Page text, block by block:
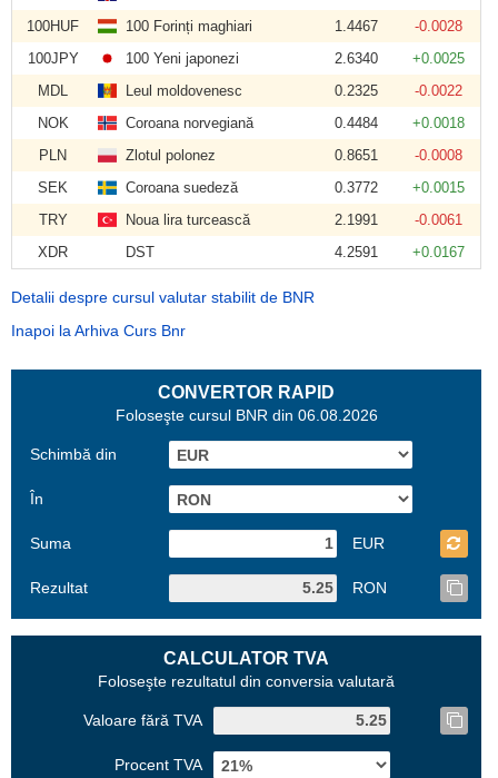
100HUF
100 Forinți maghiari 1.4467
-0.0028
100JPY
100 Yeni japonezi 2.6340
+0.0025
MDL
Leul moldovenesc 0.2325
-0.0022
NOK
Coroana norvegiană 0.4484
+0.0018
PLN
Zlotul polonez 0.8651
-0.0008
SEK
Coroana suedeză 0.3772
+0.0015
TRY
Noua lira turcească 2.1991
-0.0061
XDR
DST 4.2591 +0.0167
Detalii despre cursul valutar stabilit de BNR
Inapoi la Arhiva Curs Bnr
CONVERTOR RAPID
Foloseşte cursul BNR din 06.08.2026
Schimbă din
În
Suma EUR
Rezultat RON
CALCULATOR TVA
Foloseşte rezultatul din conversia valutară
Valoare fără TVA
Procent TVA